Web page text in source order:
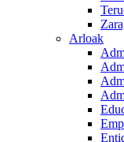
Arloak